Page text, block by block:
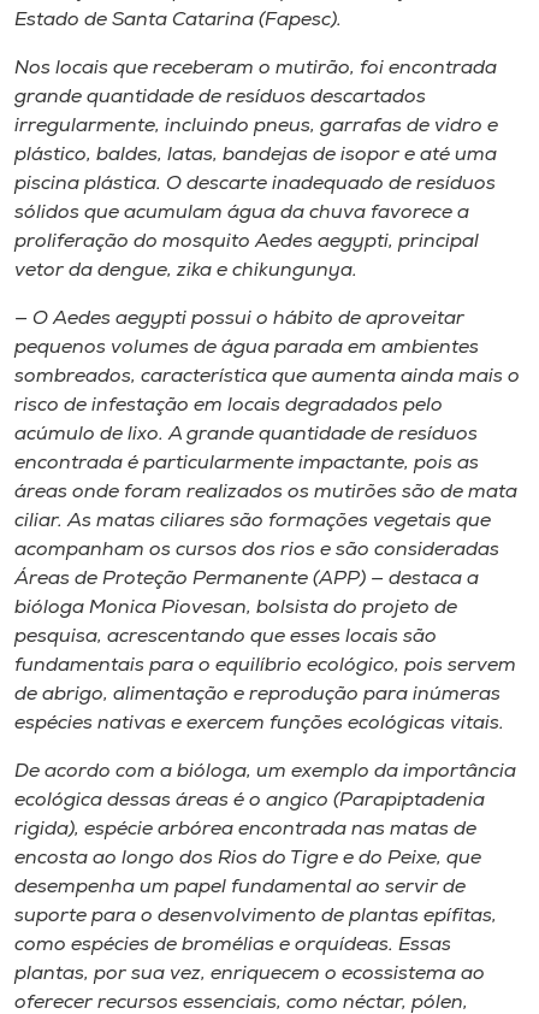
Unoesc
Selecione
o idioma
A-
Estado de Santa Catarina (Fapesc).
Nos locais que receberam o mutirão, foi encontrada
grande quantidade de resíduos descartados
irregularmente, incluindo pneus, garrafas de vidro e
plástico, baldes, latas, bandejas de isopor e até uma
piscina plástica. O descarte inadequado de resíduos
sólidos que acumulam água da chuva favorece a
proliferação do mosquitoAedes aegypti, principal
vetor da dengue, zika e chikungunya.
— OAedes aegypti possui o hábito de aproveitar
pequenos volumes de água parada em ambientes
sombreados, característica que aumenta ainda mais o
risco de infestação em locais degradados pelo
acúmulo de lixo. A grande quantidade de resíduos
encontrada é particularmente impactante, pois as
áreas onde foram realizados os mutirões são de mata
ciliar. As matas ciliares são formações vegetais que
acompanham os cursos dos rios e são consideradas
Áreas de Proteção Permanente (APP) — destaca a
bióloga Monica Piovesan, bolsista do projeto de
pesquisa, acrescentando que esses locais são
fundamentais para o equilíbrio ecológico, pois servem
de abrigo, alimentação e reprodução para inúmeras
espécies nativas e exercem funções ecológicas vitais.
De acordo com a bióloga, um exemplo da importância
ecológica dessas áreas é o angico (Parapiptadenia
rigida), espécie arbórea encontrada nas matas de
encosta ao longo dos Rios do Tigre e do Peixe, que
desempenha um papel fundamental ao servir de
suporte para o desenvolvimento de plantas epífitas,
como espécies de bromélias e orquídeas. Essas
plantas, por sua vez, enriquecem o ecossistema ao
oferecer recursos essenciais, como néctar, pólen,